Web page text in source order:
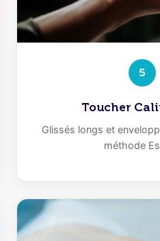
5
Toucher
Glissés longs et
méthode